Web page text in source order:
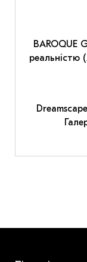
BAROQUE
реальністю